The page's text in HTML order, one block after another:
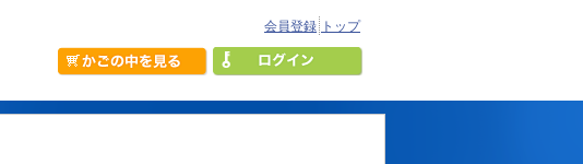
会員登録 トップ